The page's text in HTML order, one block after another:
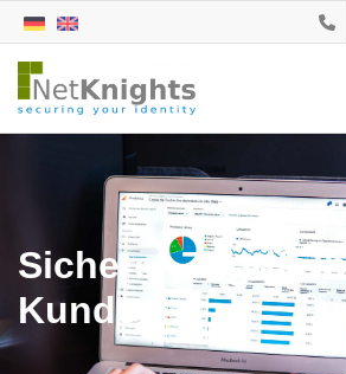
Sicherer Zugriff
Kunden